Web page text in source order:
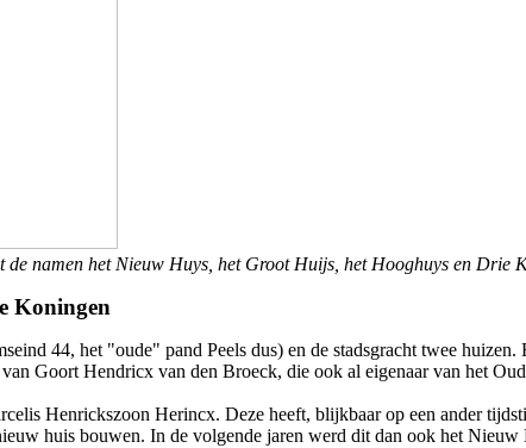
namen het Nieuw Huys, het Groot Huijs, het Hooghuys en Drie
Koningen
44, het "oude" pand Peels dus) en de stadsgracht twee
Goort Hendricx van den Broeck, die ook al eigenaar van het
Henrickszoon Herincx. Deze heeft, blijkbaar op een ander
huis bouwen. In de volgende jaren werd dit dan ook het Nieuw